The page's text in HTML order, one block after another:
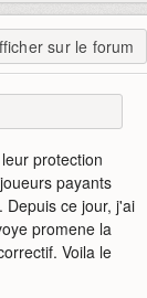
sur le forum
protection
payants
ce jour, j'ai
promene la
Voila le